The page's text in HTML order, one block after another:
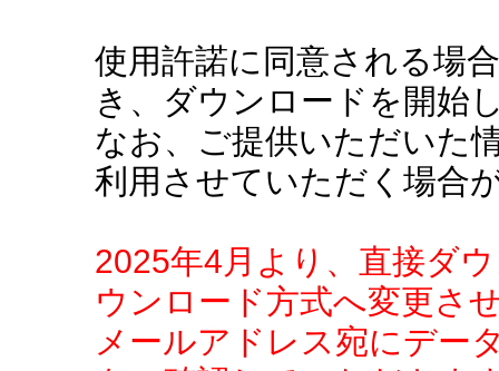
使用許諾に同意される場
き、ダウンロードを開始
なお、ご提供いただいた
利用させていただく場合
2025年4月より、直接ダ
ウンロード方式へ変更さ
メールアドレス宛にデー